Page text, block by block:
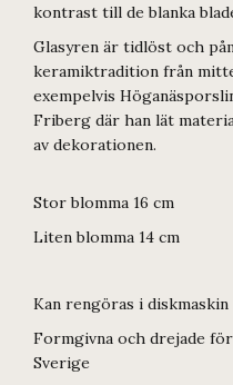
kontrast till de blanka
Glasyren är tidlöst och
keramiktradition från
exempelvis
Friberg där han lät
av dekorationen.
Stor blomma 16 cm
Liten blomma 14 cm
Kan rengöras i diskmaskin
Formgivna och drejade
Sverige